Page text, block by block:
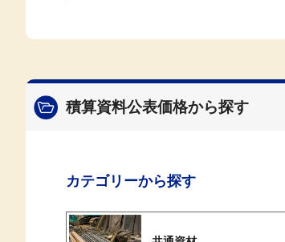
積算資料公表価格から探す
カテゴリーから探す